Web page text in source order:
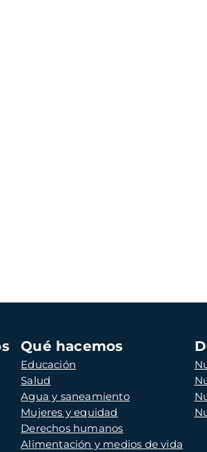
Qué hacemos
Educación
Salud
Agua y saneamiento
Mujeres y equidad
Derechos humanos
Alimentación y medios de vida